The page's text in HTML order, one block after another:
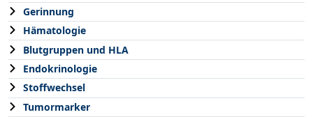
Gerinnung
Hämatologie
Blutgruppen und HLA
Endokrinologie
Stoffwechsel
Tumormarker